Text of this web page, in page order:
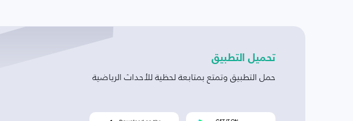
تحميل التطبيق
حمل التطبيق وتمتع بمتابعة لحظية للأحداث الرياضية